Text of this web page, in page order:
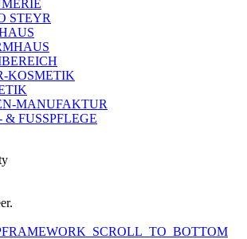
STEYR
KOSMETIK
MANUFAKTUR
FUSSPFLEGE